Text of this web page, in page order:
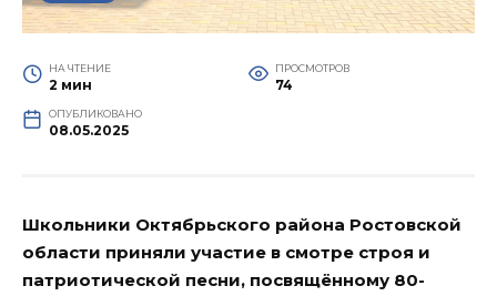
НА ЧТЕНИЕ
2 мин
ПРОСМОТРОВ
74
ОПУБЛИКОВАНО
08.05.2025
Школьники Октябрьского района Ростовской
области приняли участие в смотре строя и
патриотической песни, посвящённому 80-